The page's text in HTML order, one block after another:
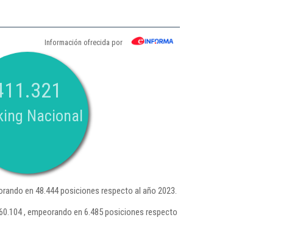
Información ofrecida por
Nacional
en 48.444 posiciones respecto al año 2023.
, empeorando en 6.485 posiciones respecto